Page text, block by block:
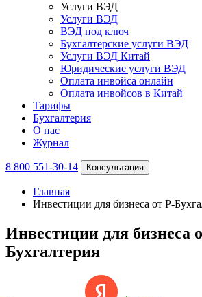
Услуги ВЭД
Услуги ВЭД
ВЭД под ключ
Бухгалтерские услуги ВЭД
Услуги ВЭД Китай
Юридические услуги ВЭД
Оплата инвойса онлайн
Оплата инвойсов в Китай
Тарифы
Бухгалтерия
О нас
Журнал
8 800 551-30-14 Консультация
Главная
Инвестиции для бизнеса от Р-
Инвестиции для бизнеса
Бухгалтерия